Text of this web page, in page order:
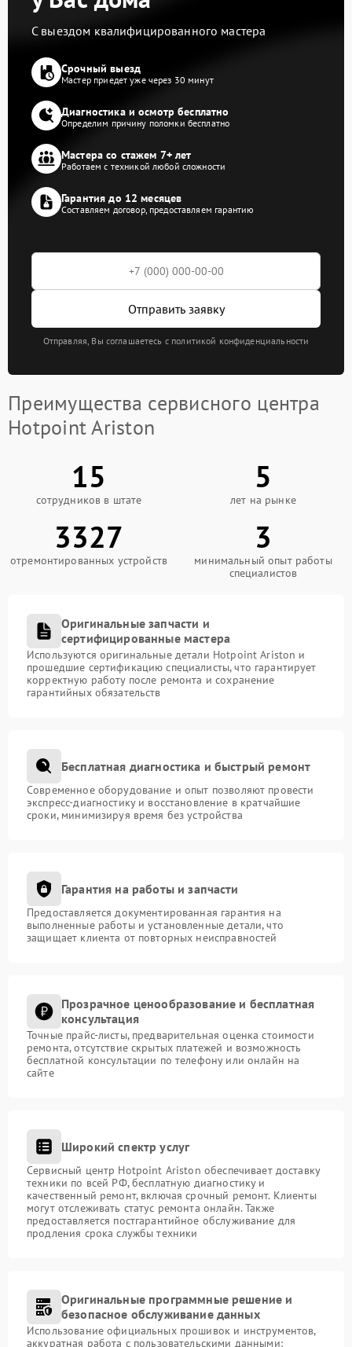
С выездом квалифицированного мастера
Срочный выезд
Мастер приедет уже через 30 минут
Диагностика и осмотр бесплатно
Определим причину поломки бесплатно
Мастера со стажем 7+ лет
Работаем с техникой любой сложности
Гарантия до 12 месяцев
Составляем договор, предоставляем гарантию
Отправить заявку
Отправляя, Вы соглашаетесь с политикой конфиденциальности
Преимущества сервисного центра
Hotpoint Ariston
15
сотрудников в штате
5
лет на рынке
3327
отремонтированных устройств
3
минимальный опыт работы
специалистов
Оригинальные запчасти и
сертифицированные мастера
Используются оригинальные детали Hotpoint Ariston и
прошедшие сертификацию специалисты, что гарантирует
корректную работу после ремонта и сохранение
гарантийных обязательств
Бесплатная диагностика и быстрый ремонт
Современное оборудование и опыт позволяют провести
экспресс-диагностику и восстановление в кратчайшие
сроки, минимизируя время без устройства
Гарантия на работы и запчасти
Предоставляется документированная гарантия на
выполненные работы и установленные детали, что
защищает клиента от повторных неисправностей
Прозрачное ценообразование и бесплатная
консультация
Точные прайс-листы, предварительная оценка стоимости
ремонта, отсутствие скрытых платежей и возможность
бесплатной консультации по телефону или онлайн на
сайте
Широкий спектр услуг
Сервисный центр Hotpoint Ariston обеспечивает доставку
техники по всей РФ, бесплатную диагностику и
качественный ремонт, включая срочный ремонт. Клиенты
могут отслеживать статус ремонта онлайн. Также
предоставляется постгарантийное обслуживание для
продления срока службы техники
Оригинальные программные решение и
безопасное обслуживание данных
Использование официальных прошивок и инструментов,
аккуратная работа с пользовательскими данными: